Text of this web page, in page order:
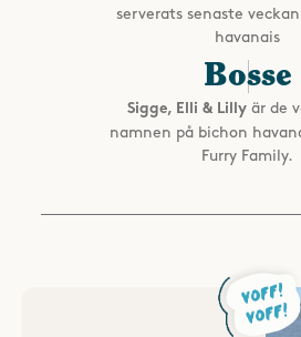
serverats senaste
havanais
Bosse
Sigge, Elli & Lilly är de
namnen på bichon
Furry Family.